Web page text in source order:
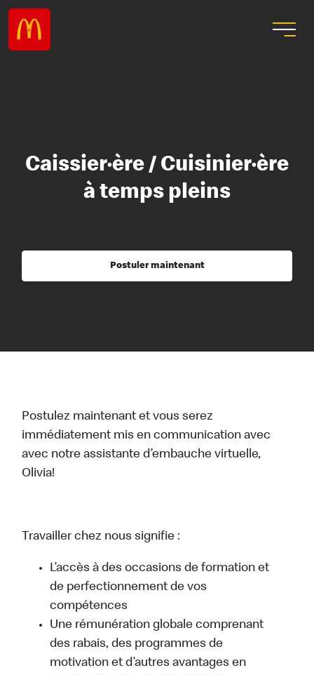
Caissier·ère / Cuisinier·ère
à temps pleins
Postuler maintenant
Postulez maintenant et vous serez
immédiatement mis en communication avec
avec notre assistante d’embauche virtuelle,
Olivia!
Travailler chez nous signifie :
L’accès à des occasions de formation et
de perfectionnement de vos
compétences
Une rémunération globale comprenant
des rabais, des programmes de
motivation et d’autres avantages en